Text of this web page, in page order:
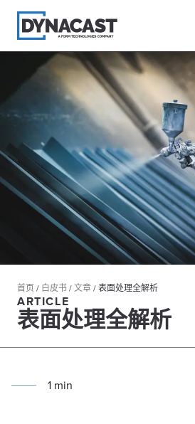
首页 / 白皮书/文章/表面处理全解析
ARTICLE
表面处理全解析
1 min